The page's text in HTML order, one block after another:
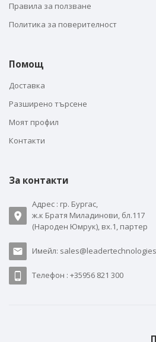
Правила за ползване
Политика за поверителност
Помощ
Доставка
Разширено търсене
Моят профил
Контакти
За контакти
Адрес : гр. Бургас,
ж.к Братя Миладинови, бл.117
(Народен Юмрук), вх.1, партер
Имейл:
Телефон : +35956 821 300